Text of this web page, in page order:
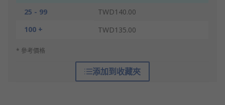
25 - 99
TWD140.00
100 +
TWD135.00
* 參考價格
添加到收藏夾